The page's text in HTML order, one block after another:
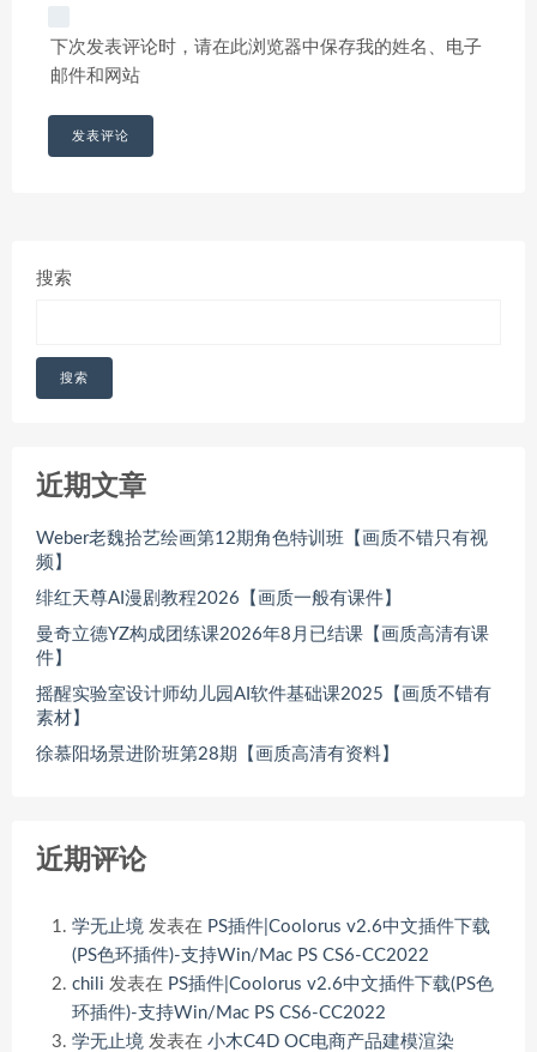
下次发表评论时，请在此浏览器中保存我的姓名、电子
邮件和网站
搜索
搜索
近期文章
Weber老魏拾艺绘画第12期角色特训班【画质不错只有视
频】
绯红天尊AI漫剧教程2026【画质一般有课件】
曼奇立德YZ构成团练课2026年8月已结课【画质高清有课
件】
摇醒实验室设计师幼儿园AI软件基础课2025【画质不错有
素材】
徐慕阳场景进阶班第28期【画质高清有资料】
近期评论
学无止境 发表在 PS插件|Coolorus v2.6中文插件下载
(PS色环插件)-支持Win/Mac PS CS6-CC2022
chili 发表在 PS插件|Coolorus v2.6中文插件下载(PS色
环插件)-支持Win/Mac PS CS6-CC2022
学无止境 发表在 小木C4D OC电商产品建模渲染